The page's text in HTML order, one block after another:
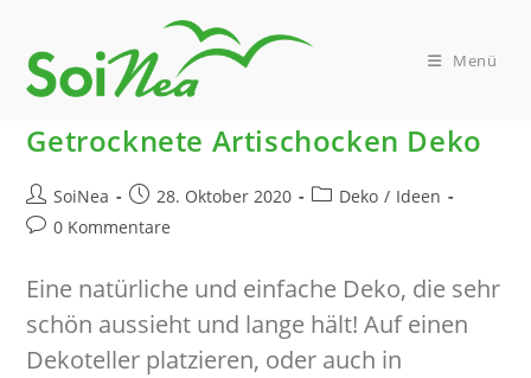
springen
Menü
Getrocknete Artischocken Deko
Beitrags-
Autor:
SoiNea
Beitrag
veröffentlicht:
28. Oktober 2020
Beitrags-
Deko / Ideen
Beitrags-
0 Kommentare
Eine natürliche und einfache Deko, die sehr
schön aussieht und lange hält! Auf einen
Dekoteller platzieren, oder auch in